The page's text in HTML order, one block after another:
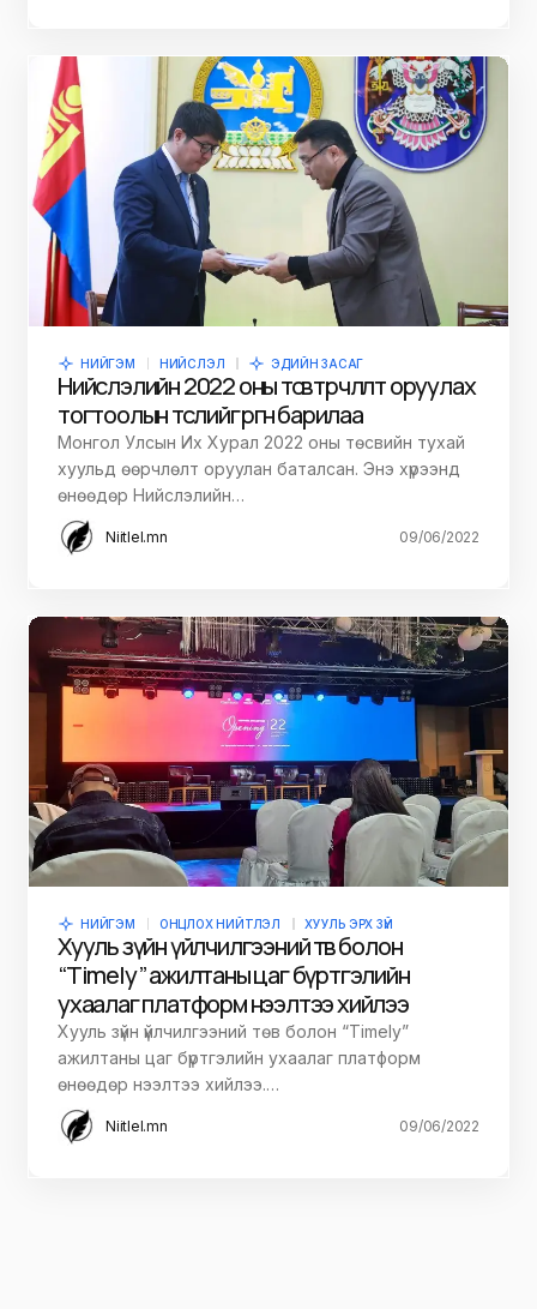
НИЙГЭМ НИЙСЛЭЛ ЭДИЙН ЗАСАГ
Нийслэлийн 2022 оны төсөвт өөрчлөлт оруулах
тогтоолын төслийг өргөн барилаа
Монгол Улсын Их Хурал 2022 оны төсвийн тухай
хуульд өөрчлөлт оруулан баталсан. Энэ хүрээнд
өнөөдөр Нийслэлийн…
Niitlel.mn 09/06/2022
НИЙГЭМ ОНЦЛОХ НИЙТЛЭЛ ХУУЛЬ ЭРХ ЗҮЙ
Хууль зүйн үйлчилгээний төв болон
“Тimely” ажилтаны цаг бүртгэлийн
ухаалаг платформ нээлтээ хийлээ
Хууль зүйн үйлчилгээний төв болон “Тimely”
ажилтаны цаг бүртгэлийн ухаалаг платформ
өнөөдөр нээлтээ хийлээ.…
Niitlel.mn 09/06/2022